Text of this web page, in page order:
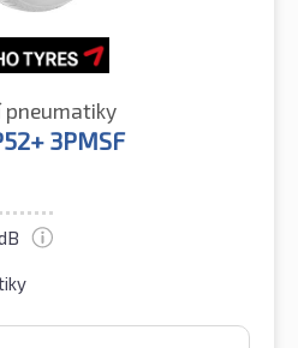
pneumatiky
3PMSF